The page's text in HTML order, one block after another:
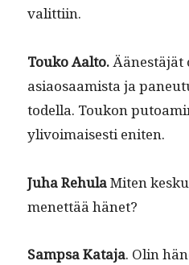
valittiin.
Touko Aal­to.Äänestäjät
asiaosaamista ja
todel­la. Toukon
ylivoimais­es­ti eniten.
Juha Rehu­laMiten
menet­tää hänet?
Samp­sa Kata­ja. Olin